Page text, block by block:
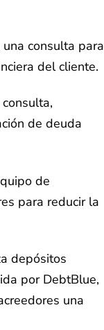
consulta para
del cliente.
de deuda
de
para reducir la
depósitos
por DebtBlue,
una